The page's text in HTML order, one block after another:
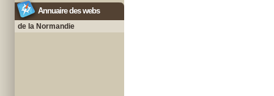
Annuaire des webs
de la Normandie